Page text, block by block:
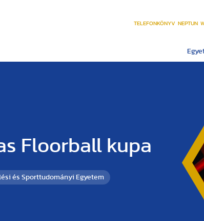
TELEFONKÖNYV NEPTUN
Floorball kupa
és Sporttudományi Egyetem